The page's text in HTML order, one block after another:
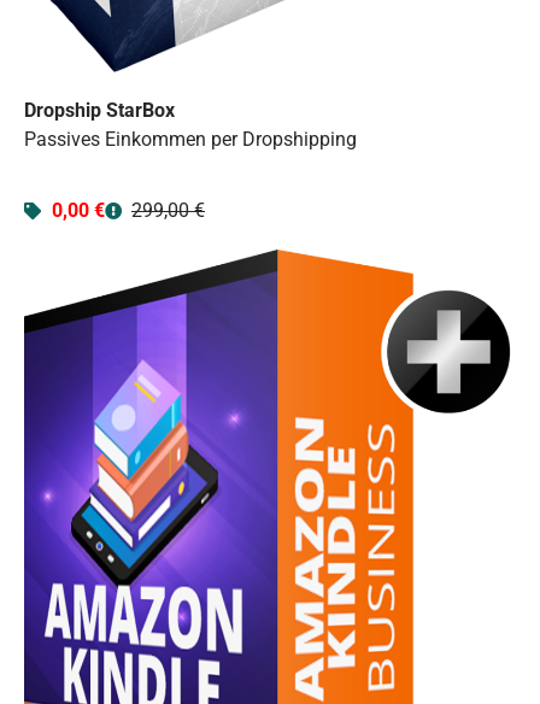
Dropship StarBox
Passives Einkommen per Dropshipping
0,00 € 299,00 €